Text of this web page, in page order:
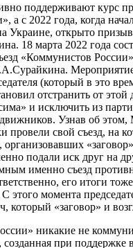
поддерживают курс
а с 2022 года, когда
Украине, открыто
18 марта 2022 года
«Коммунистов
(который в это
отстранить от этой
и исключить из
Узнав об
провели свой съезд, на
подали иск друг на
именно съезд
его итоги
этого момента
«заговор» и
никакие не
созданная при поддержке